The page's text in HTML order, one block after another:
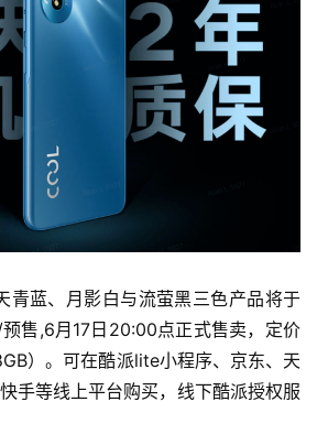
青蓝、月影白与流萤黑三色产品将于
售,6月17日20:00点正式售卖，定价
）。可在酷派lite小程序、京东、天
手等线上平台购买，线下酷派授权服